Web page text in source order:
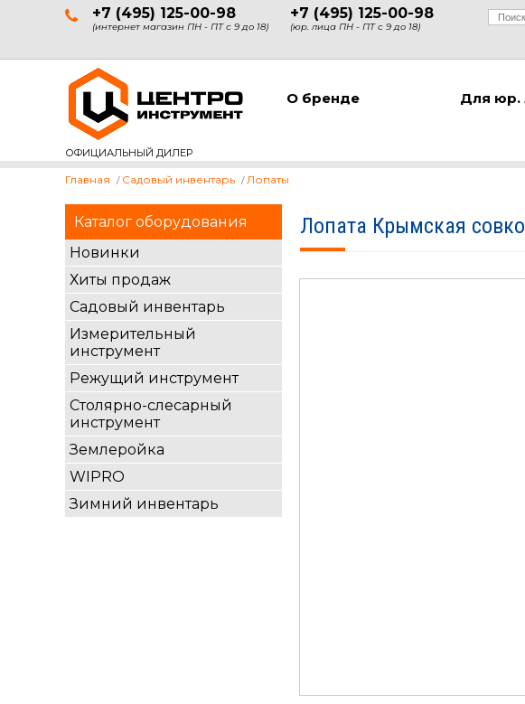
+7 (495) 125-00-98
(интернет магазин ПН - ПТ с 9 до 18)
+7 (495) 125-00-98
(юр. лица ПН - ПТ с 9 до 18)
ОФИЦИАЛЬНЫЙ ДИЛЕР
О бренде Для юр.
Каталог оборудования
Новинки
Хиты продаж
Садовый инвентарь
Измерительный
инструмент
Режущий инструмент
Столярно-слесарный
инструмент
Землеройка
WIPRO
Зимний инвентарь
Главная Садовый инвентарь Лопаты
Лопата Крымская